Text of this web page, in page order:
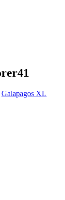
Galapagos XL